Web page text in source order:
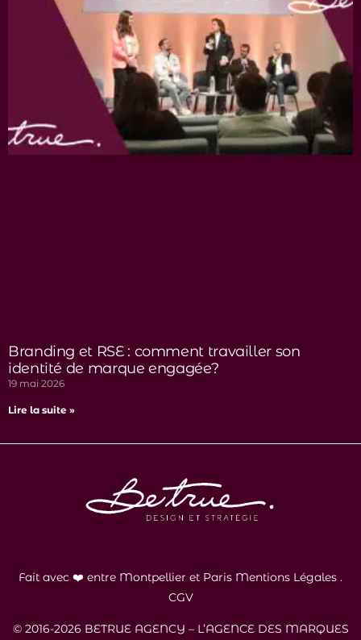
Branding et RSE : comment travailler son
identité de marque engagée?
19 mai 2026
Lire la suite »
Fait avec ❤️ entre Montpellier et Paris Mentions Légales .
CGV
© 2016-2026 BETRUE AGENCY – L’AGENCE DES MARQUES